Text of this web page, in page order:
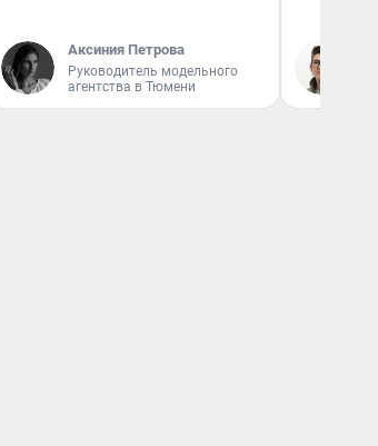
Аксиния Петрова
Руководитель модельного
агентства в Тюмени